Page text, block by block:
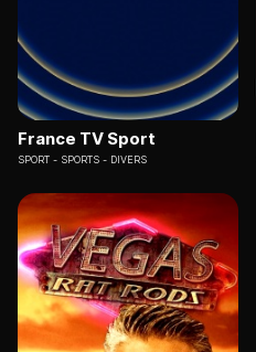
France TV Sport
SPORT SPORTS - DIVERS